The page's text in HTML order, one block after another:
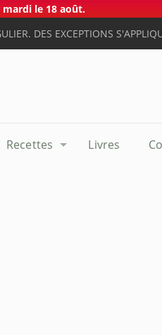
mardi le 18 août.
DES EXCEPTIONS
Recettes Livres